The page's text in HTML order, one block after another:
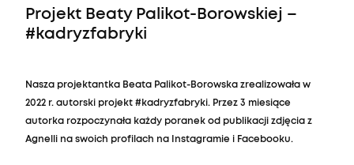
Projekt Beaty Palikot-Borowskiej –
#kadryzfabryki
Nasza projektantka Beata Palikot-Borowska zrealizowała w
2022 r. autorski projekt #kadryzfabryki. Przez 3 miesiące
autorka rozpoczynała każdy poranek od publikacji zdjęcia z
Agnelli na swoich profilach na Instagramie i Facebooku.